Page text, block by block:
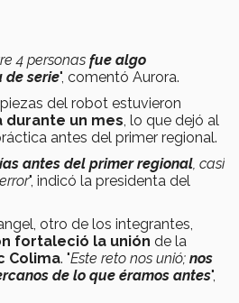
4 personas fue algo
de serie", comentó Aurora.
del robot estuvieron
durante un mes, lo que dejó al
antes del primer regional.
antes del primer regional, casi
", indicó la presidenta del
otro de los integrantes,
fortaleció la unión de la
Colima. "Este reto nos unió; nos
de lo que éramos antes",